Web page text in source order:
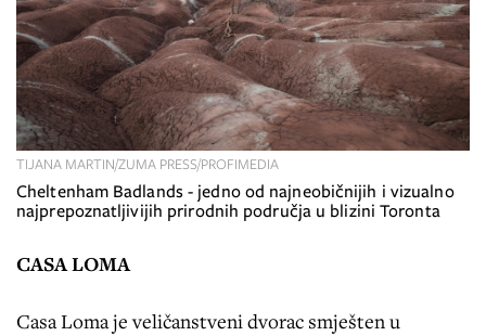
Cheltenham Badlands - jedno od najneobičnijih i vizualno
najprepoznatljivijih prirodnih područja u blizini Toronta
TIJANA MARTIN/ZUMA PRESS/PROFIMEDIA
CASA LOMA
Casa Loma je veličanstveni dvorac smješten u